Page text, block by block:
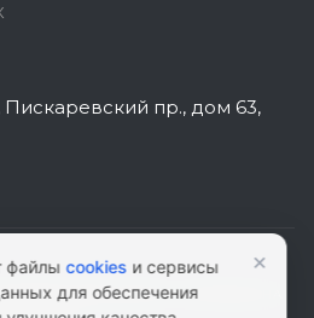
Пискаревский пр., дом 63,
|СОГЛАСИЕ НА
файлыcookies и сервисы
для обеспечения
×